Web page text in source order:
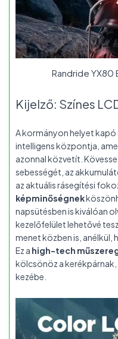
Randride YX80
Kijelző: Színes
A kormányon helyet kapó
intelligens központja,
azonnal közvetít.
sebességét, az
az aktuális rásegítési
képminőségnek
napsütésben is kiválóan
kezelőfelület lehetővé
menet közben is, anélkül,
Ez a high-tech
kölcsönöz a
kezébe.